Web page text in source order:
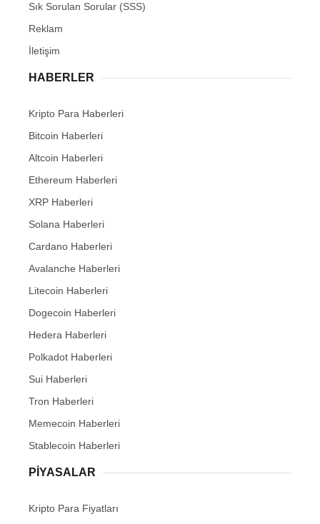
Sık Sorulan Sorular (SSS)
Reklam
İletişim
HABERLER
Kripto Para Haberleri
Bitcoin Haberleri
Altcoin Haberleri
Ethereum Haberleri
XRP Haberleri
Solana Haberleri
Cardano Haberleri
Avalanche Haberleri
Litecoin Haberleri
Dogecoin Haberleri
Hedera Haberleri
Polkadot Haberleri
Sui Haberleri
Tron Haberleri
Memecoin Haberleri
Stablecoin Haberleri
PIYASALAR
Kripto Para Fiyatları